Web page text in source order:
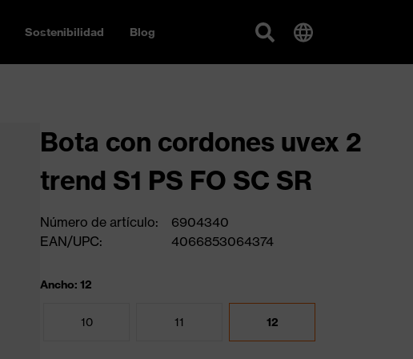
Sostenibilidad Blog
Bota con cordones uvex 2
trend S1 PS FO SC SR
Número de artículo:
6904340
EAN/UPC:
4066853064374
Ancho: 12
10 11 12